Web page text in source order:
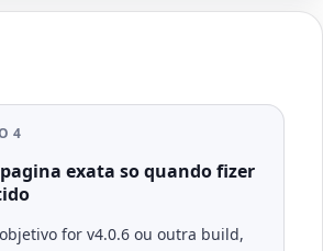
4
pagina exata so quando fizer
for v4.0.6 ou outra build,